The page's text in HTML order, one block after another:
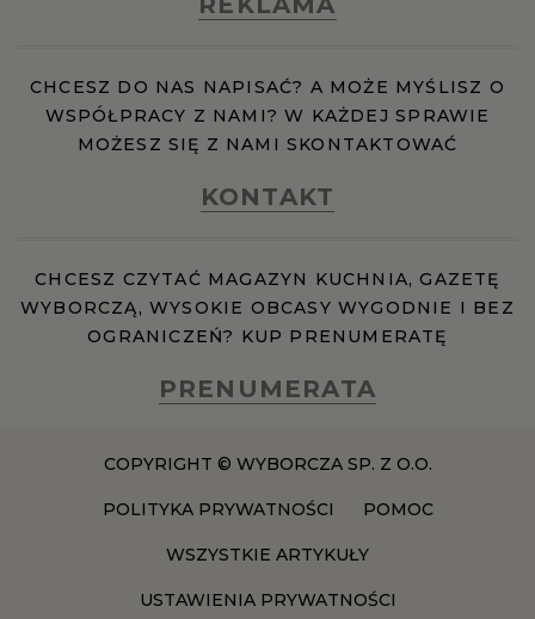
CHCESZ DO NAS NAPISAĆ? A MOŻE MYŚLISZ O
WSPÓŁPRACY Z NAMI? W KAŻDEJ SPRAWIE
MOŻESZ SIĘ Z NAMI SKONTAKTOWAĆ
KONTAKT
CHCESZ CZYTAĆ MAGAZYN KUCHNIA, GAZETĘ
WYBORCZĄ, WYSOKIE OBCASY WYGODNIE I BEZ
OGRANICZEŃ? KUP PRENUMERATĘ
PRENUMERATA
COPYRIGHT © WYBORCZA SP. Z O.O.
POLITYKA PRYWATNOŚCI POMOC
WSZYSTKIE ARTYKUŁY
USTAWIENIA PRYWATNOŚCI